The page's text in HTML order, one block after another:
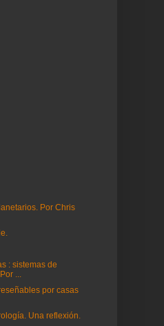
Por Chris
: sistemas de
...
por casas
Una reflexión.